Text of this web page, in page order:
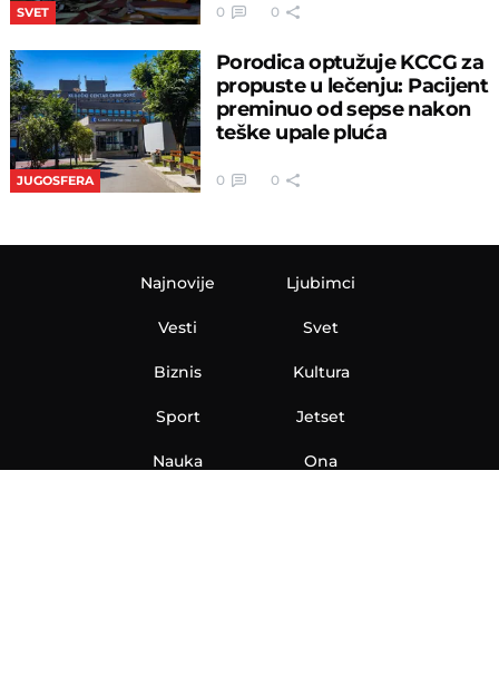
SVET 0 0
JUGOSFERA
Porodica optužuje KCCG za
propuste u lečenju: Pacijent
preminuo od sepse nakon
teške upale pluća
0 0
Najnovije
Vesti
Biznis
Sport
Nauka
Ljubimci
Svet
Kultura
Jetset
Ona